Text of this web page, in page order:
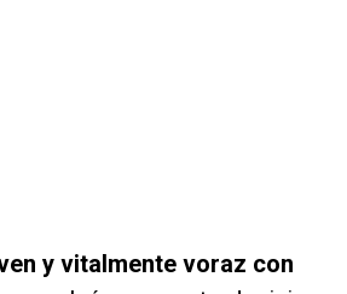
y vitalmente voraz con